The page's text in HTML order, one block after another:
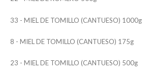
33 - MIEL DE TOMILLO (CANTUESO) 1000g
8 - MIEL DE TOMILLO (CANTUESO) 175g
23 - MIEL DE TOMILLO (CANTUESO) 500g